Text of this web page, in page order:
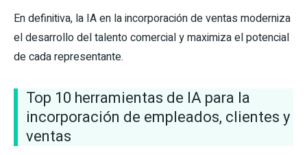
En definitiva, la IA en la incorporación de ventas moderniza
el desarrollo del talento comercial y maximiza el potencial
de cada representante.
Top 10 herramientas de IA para la
incorporación de empleados, clientes y
ventas